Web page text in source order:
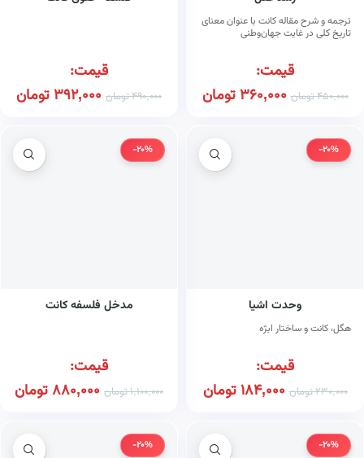
ترجمه و شرح مقاله کانت با عنوان معنای
تاریخ کلی در غایت جهان‌وطنی
قیمت:
450,000تومان 360,000تومان
قیمت:
490,000تومان 392,000تومان
-20%
وحدت اشیا
هگل، کانت و ساختار ابژه
قیمت:
230,000تومان 184,000تومان
-20%
مدخل فلسفه کانت
قیمت:
1,100,000تومان 880,000تومان
-20%
-20%